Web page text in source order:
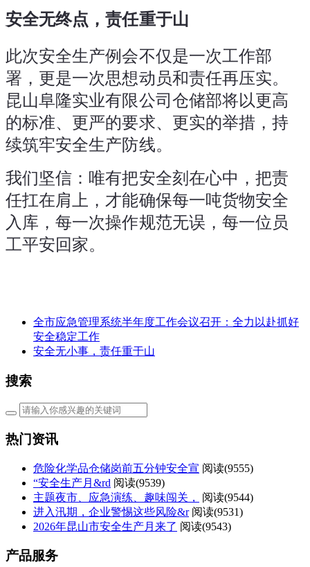
安全无终点，责任重于山
此次安全生产例会不仅是一次工作部
署，更是一次思想动员和责任再压实。
昆山阜隆实业有限公司仓储部将以更高
的标准、更严的要求、更实的举措，持
续筑牢安全生产防线。
我们坚信：唯有把安全刻在心中，把责
任扛在肩上，才能确保每一吨货物安全
入库，每一次操作规范无误，每一位员
工平安回家。
全市应急管理系统半年度工作会议召开：全力以赴抓好
安全稳定工作
安全无小事，责任重于山
搜索
热门资讯
危险化学品仓储岗前五分钟安全宣 阅读(9555)
“安全生产月&rd 阅读(9539)
主题夜市、应急演练、趣味闯关，
阅读(9544)
进入汛期，企业警惕这些风险&r 阅读(9531)
2026年昆山市安全生产月来了 阅读(9543)
产品服务